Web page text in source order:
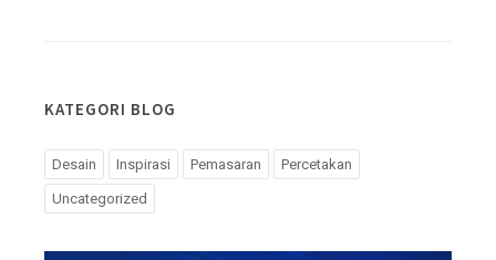
KATEGORI BLOG
Desain Inspirasi Pemasaran Percetakan
Uncategorized